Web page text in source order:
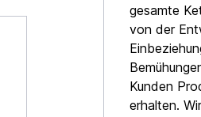
gesamte
von der
Kunden
erhalten.